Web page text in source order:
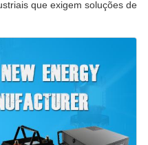
que exigem soluções de